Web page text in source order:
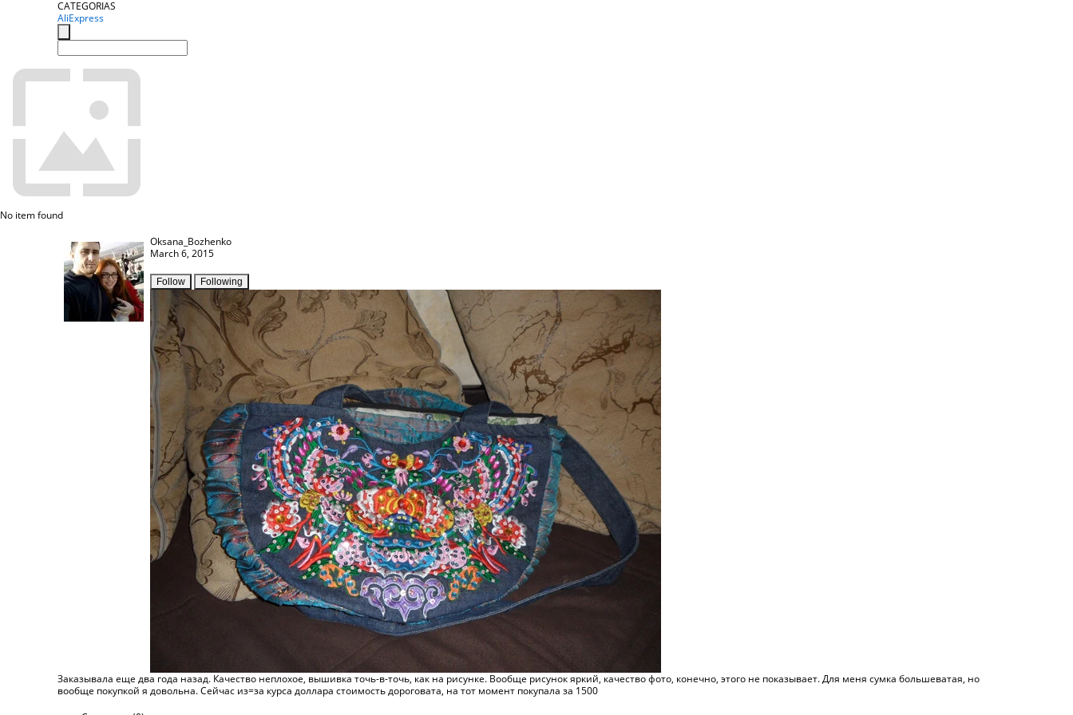
CATEGORIAS
AliExpress
No item found
Oksana_Bozhenko
March 6, 2015
Follow Following
Заказывала еще два года назад. Качество неплохое, вышивка точь-в-точь, как на рисунке. Вообще рисунок яркий, качество фото, конечно, этого не показывает. Для меня сумка большеватая, но
вообще покупкой я довольна. Сейчас из=за курса доллара стоимость дороговата, на тот момент покупала за 1500